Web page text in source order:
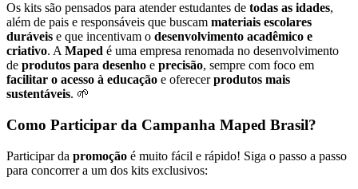
Os kits são pensados para atender estudantes de todas as idades,
além de pais e responsáveis que buscam materiais escolares
duráveis e que incentivam o desenvolvimento acadêmico e
criativo. A Maped é uma empresa renomada no desenvolvimento
de produtos para desenho e precisão, sempre com foco em
facilitar o acesso à educação e oferecerprodutos mais
sustentáveis. 🌱
Como Participar da Campanha Maped Brasil?
Participar da promoção é muito fácil e rápido! Siga o passo a passo
para concorrer a um dos kits exclusivos: